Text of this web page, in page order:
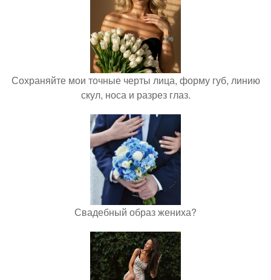
Сохраняйте мои точные черты лица, форму губ, линию
скул, носа и разрез глаз.
Свадебный образ жениха?